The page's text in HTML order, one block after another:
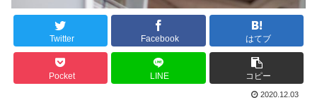
Twitter Facebook はてブ
Pocket LINE コピー
2020.12.03